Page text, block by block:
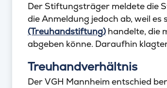
Der Stiftungsträger meldete die
die Anmeldung jedoch ab, weil
(Treuhandstiftung) handelte, die
abgeben könne. Daraufhin
Treuhandverhältnis
Der VGH Mannheim entschied